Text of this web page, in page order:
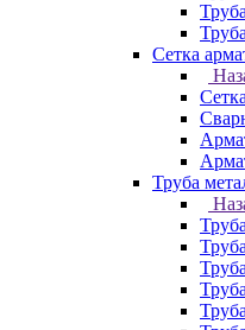
Сетка
Труба